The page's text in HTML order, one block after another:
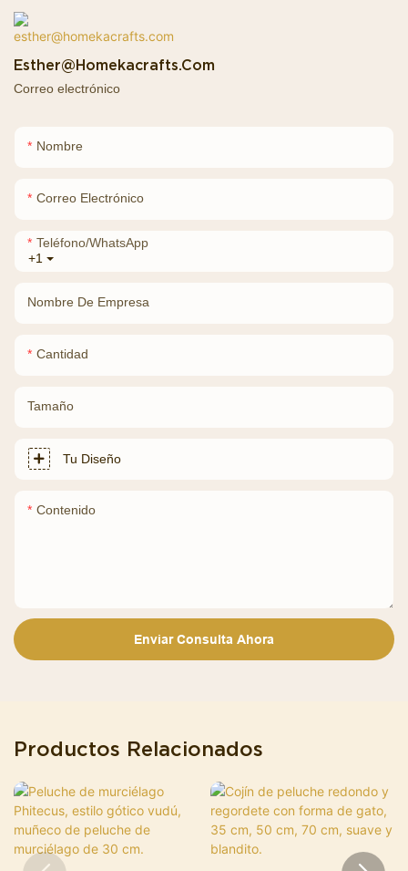
Esther@homekacrafts.com
Correo electrónico
Nombre
Correo Electrónico
+1
Teléfono/WhatsApp
Nombre De Empresa
Cantidad
Tamaño
Tu Diseño
Contenido
Enviar Consulta Ahora
Productos Relacionados